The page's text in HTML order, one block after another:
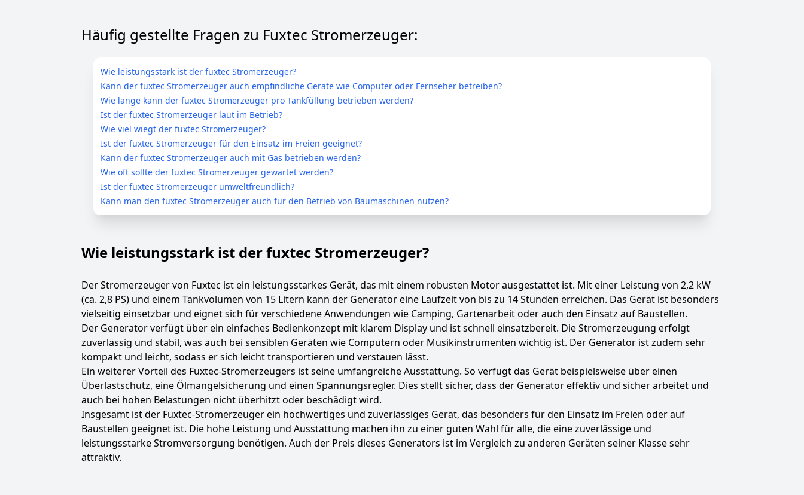
Häufig gestellte Fragen zu Fuxtec Stromerzeuger:
Wie leistungsstark ist der fuxtec Stromerzeuger?
Kann der fuxtec Stromerzeuger auch empfindliche Geräte wie Computer oder Fernseher betreiben?
Wie lange kann der fuxtec Stromerzeuger pro Tankfüllung betrieben werden?
Ist der fuxtec Stromerzeuger laut im Betrieb?
Wie viel wiegt der fuxtec Stromerzeuger?
Ist der fuxtec Stromerzeuger für den Einsatz im Freien geeignet?
Kann der fuxtec Stromerzeuger auch mit Gas betrieben werden?
Wie oft sollte der fuxtec Stromerzeuger gewartet werden?
Ist der fuxtec Stromerzeuger umweltfreundlich?
Kann man den fuxtec Stromerzeuger auch für den Betrieb von Baumaschinen nutzen?
Wie leistungsstark ist der fuxtec Stromerzeuger?
Der Stromerzeuger von Fuxtec ist ein leistungsstarkes Gerät, das mit einem robusten Motor ausgestattet ist. Mit einer Leistung von 2,2 kW
(ca. 2,8 PS) und einem Tankvolumen von 15 Litern kann der Generator eine Laufzeit von bis zu 14 Stunden erreichen. Das Gerät ist besonders
vielseitig einsetzbar und eignet sich für verschiedene Anwendungen wie Camping, Gartenarbeit oder auch den Einsatz auf Baustellen.
Der Generator verfügt über ein einfaches Bedienkonzept mit klarem Display und ist schnell einsatzbereit. Die Stromerzeugung erfolgt
zuverlässig und stabil, was auch bei sensiblen Geräten wie Computern oder Musikinstrumenten wichtig ist. Der Generator ist zudem sehr
kompakt und leicht, sodass er sich leicht transportieren und verstauen lässt.
Ein weiterer Vorteil des Fuxtec-Stromerzeugers ist seine umfangreiche Ausstattung. So verfügt das Gerät beispielsweise über einen
Überlastschutz, eine Ölmangelsicherung und einen Spannungsregler. Dies stellt sicher, dass der Generator effektiv und sicher arbeitet und
auch bei hohen Belastungen nicht überhitzt oder beschädigt wird.
Insgesamt ist der Fuxtec-Stromerzeuger ein hochwertiges und zuverlässiges Gerät, das besonders für den Einsatz im Freien oder auf
Baustellen geeignet ist. Die hohe Leistung und Ausstattung machen ihn zu einer guten Wahl für alle, die eine zuverlässige und
leistungsstarke Stromversorgung benötigen. Auch der Preis dieses Generators ist im Vergleich zu anderen Geräten seiner Klasse sehr
attraktiv.